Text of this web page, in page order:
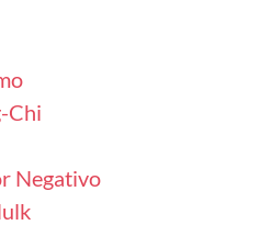
Chi
Negativo